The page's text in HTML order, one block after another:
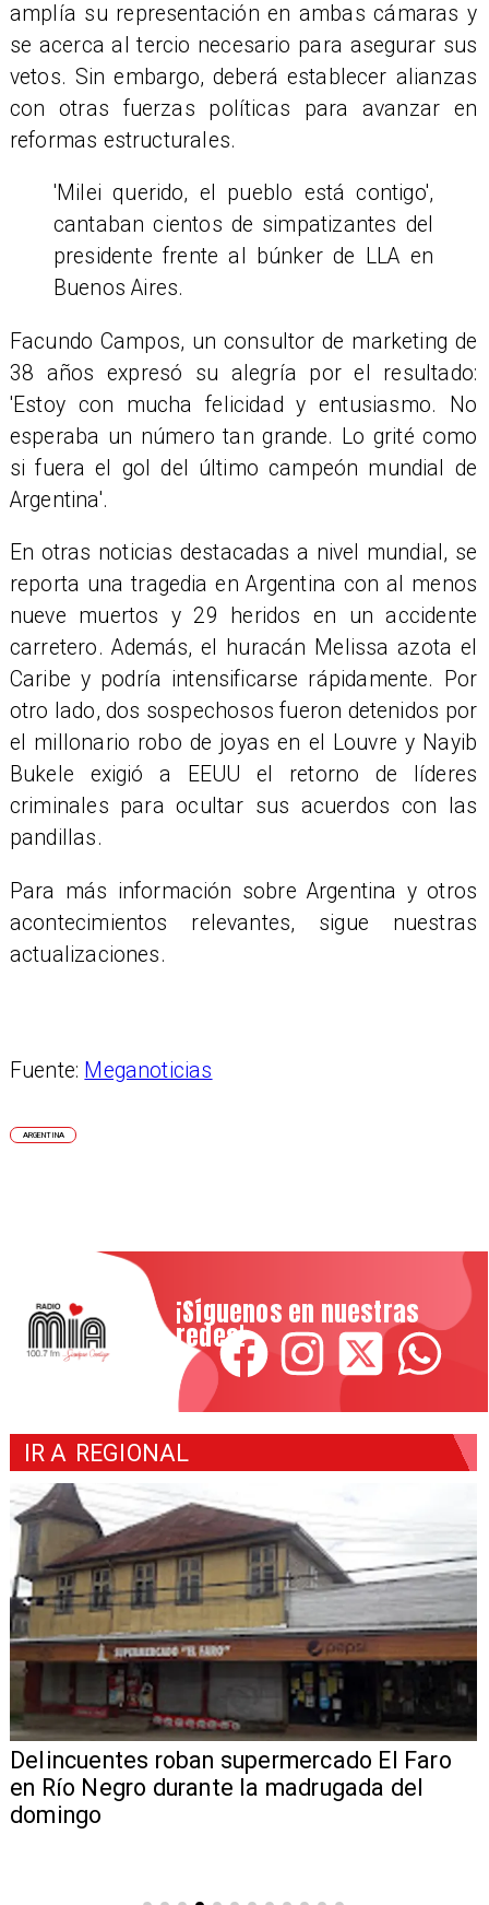
amplía su representación en ambas cámaras y
se acerca al tercio necesario para asegurar sus
vetos. Sin embargo, deberá establecer alianzas
con otras fuerzas políticas para avanzar en
reformas estructurales.
'Milei querido, el pueblo está contigo',
cantaban cientos de simpatizantes del
presidente frente al búnker de LLA en
Buenos Aires.
Facundo Campos, un consultor de marketing de
38 años expresó su alegría por el resultado:
'Estoy con mucha felicidad y entusiasmo. No
esperaba un número tan grande. Lo grité como
si fuera el gol del último campeón mundial de
Argentina'.
En otras noticias destacadas a nivel mundial, se
reporta una tragedia en Argentina con al menos
nueve muertos y 29 heridos en un accidente
carretero. Además, el huracán Melissa azota el
Caribe y podría intensificarse rápidamente. Por
otro lado, dos sospechosos fueron detenidos por
el millonario robo de joyas en el Louvre y Nayib
Bukele exigió a EEUU el retorno de líderes
criminales para ocultar sus acuerdos con las
pandillas.
Para más información sobre Argentina y otros
acontecimientos relevantes, sigue nuestras
actualizaciones.
Fuente: Meganoticias
ARGENTINA
¡Síguenos en nuestras
redes!
IR A REGIONAL
Delincuentes roban supermercado El Faro
en Río Negro durante la madrugada del
domingo